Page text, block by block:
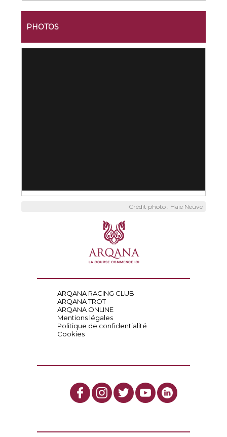
PHOTOS
Crédit photo : Haie Neuve
ARQANA RACING CLUB
ARQANA TROT
ARQANA ONLINE
Mentions légales
Politique de confidentialité
Cookies